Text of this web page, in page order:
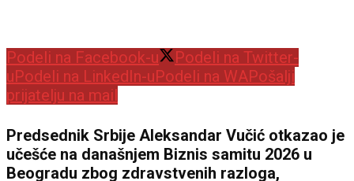
Podeli na Facebook-u
Podeli na Twitter-
u Podeli na LinkedIn-u Podeli na WAPošalji
prijatelju na mail
Predsednik Srbije Aleksandar Vučić otkazao je
učešće na današnjem Biznis samitu 2026 u
Beogradu zbog zdravstvenih razloga,